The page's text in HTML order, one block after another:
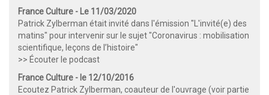
France Culture - Le 11/03/2020
Patrick Zylberman était invité dans l'émission "L'invité(e) des
matins" pour intervenir sur le sujet "Coronavirus : mobilisation
scientifique, leçons de l’histoire"
>> Écouter le podcast
France Culture - le 12/10/2016
Ecoutez Patrick Zylberman, coauteur de l'ouvrage (voir partie